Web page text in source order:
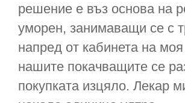
решение е въз основа на
уморен, занимаващи се с
напред от кабинета на
нашите покачващите се
покупката изцяло. Лекар